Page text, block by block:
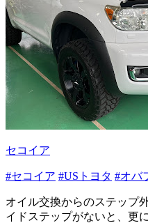
セコイア
#セコイア #USトヨタ #オバ
オイル交換からのステップ
イドステップがないと、更